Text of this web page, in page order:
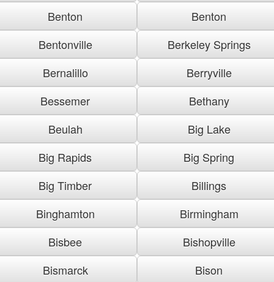
Benton
Benton
Bentonville
Berkeley Springs
Bernalillo
Berryville
Bessemer
Bethany
Beulah
Big Lake
Big Rapids
Big Spring
Big Timber
Billings
Binghamton
Birmingham
Bisbee
Bishopville
Bismarck
Bison